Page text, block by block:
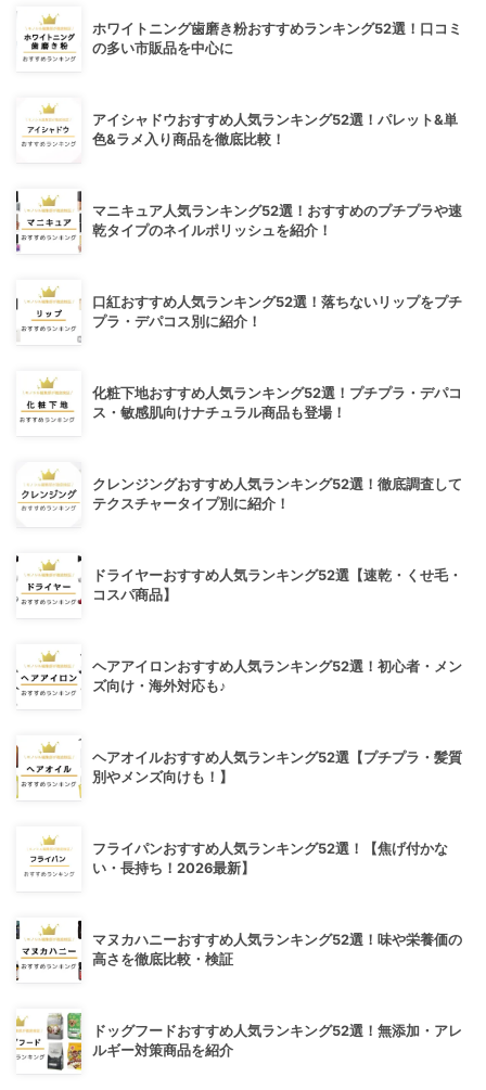
ホワイトニング歯磨き粉おすすめランキング52選！口コミ
の多い市販品を中心に
アイシャドウおすすめ人気ランキング52選！パレット&単
色&ラメ入り商品を徹底比較！
マニキュア人気ランキング52選！おすすめのプチプラや速
乾タイプのネイルポリッシュを紹介！
口紅おすすめ人気ランキング52選！落ちないリップをプチ
プラ・デパコス別に紹介！
化粧下地おすすめ人気ランキング52選！プチプラ・デパコ
ス・敏感肌向けナチュラル商品も登場！
クレンジングおすすめ人気ランキング52選！徹底調査して
テクスチャータイプ別に紹介！
ドライヤーおすすめ人気ランキング52選【速乾・くせ毛・
コスパ商品】
ヘアアイロンおすすめ人気ランキング52選！初心者・メン
ズ向け・海外対応も♪
ヘアオイルおすすめ人気ランキング52選【プチプラ・髪質
別やメンズ向けも！】
フライパンおすすめ人気ランキング52選！【焦げ付かな
い・長持ち！2026最新】
マヌカハニーおすすめ人気ランキング52選！味や栄養価の
高さを徹底比較・検証
ドッグフードおすすめ人気ランキング52選！無添加・アレ
ルギー対策商品を紹介